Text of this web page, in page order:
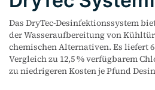
Das DryTec-Desinfektionssystem
der Wasseraufbereitung von
chemischen Alternativen. Es liefert
Vergleich zu 12,5 % verfügbarem
zu niedrigeren Kosten je Pfund